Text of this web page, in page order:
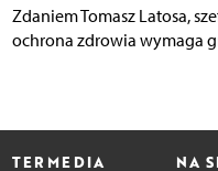
Zdaniem Tomasz Latosa,
ochrona zdrowia wymaga
TERMEDIA NA